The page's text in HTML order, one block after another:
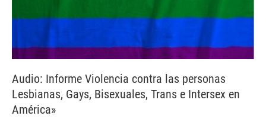
Audio: Informe Violencia contra las personas
Lesbianas, Gays, Bisexuales, Trans e Intersex en
América»